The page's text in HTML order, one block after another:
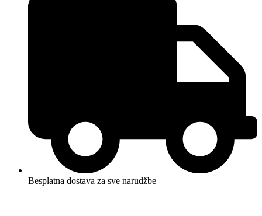
Besplatna dostava za sve narudžbe